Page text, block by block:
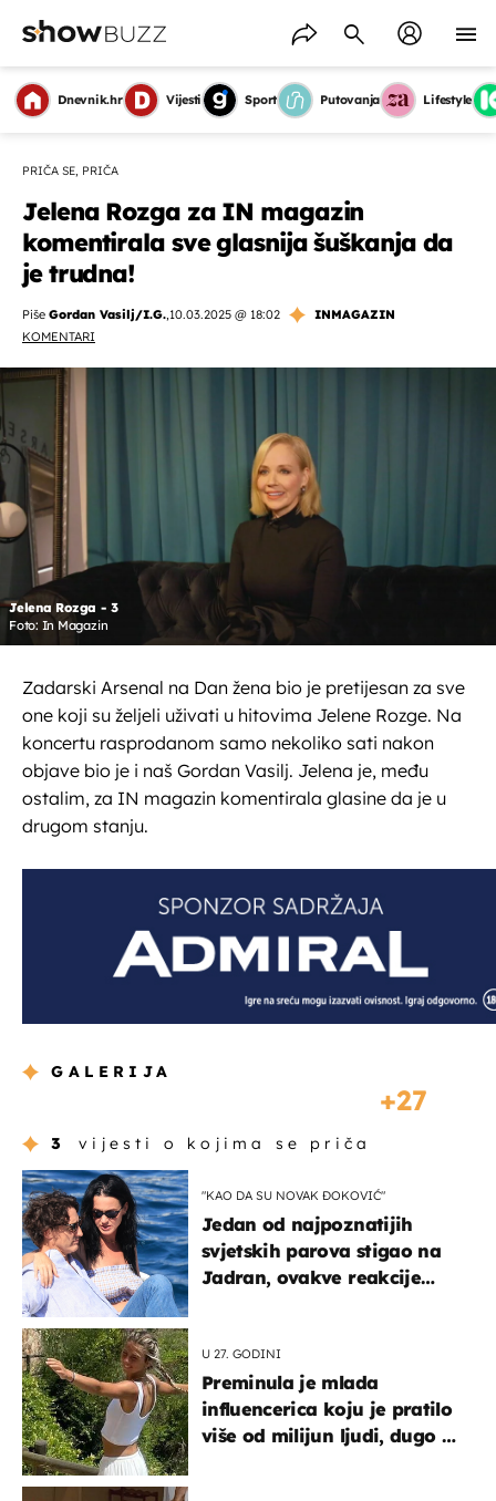
Dnevnik.hr Vijesti Sport Putovanja Lifestyle
PRIČA SE, PRIČA
Jelena Rozga za IN magazin
komentirala sve glasnija šuškanja da
je trudna!
Piše Gordan Vasilj/I.G.,10.03.2025 @ 18:02
INMAGAZIN
KOMENTARI
Jelena Rozga - 3
Foto: In Magazin
Zadarski Arsenal na Dan žena bio je pretijesan za sve
one koji su željeli uživati u hitovima Jelene Rozge. Na
koncertu rasprodanom samo nekoliko sati nakon
objave bio je i naš Gordan Vasilj. Jelena je, među
ostalim, za IN magazin komentirala glasine da je u
drugom stanju.
GALERIJA
27
3 vijesti o kojima se priča
"KAO DA SU NOVAK ĐOKOVIĆ"
Jedan od najpoznatijih
svjetskih parova stigao na
Jadran, ovakve reakcije
U 27. GODINI
Preminula je mlada
influencerica koju je pratilo
više od milijun ljudi, dugo se